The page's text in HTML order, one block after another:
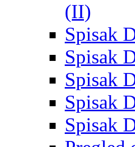
(II)
Spisak
Spisak
Spisak
Spisak
Spisak